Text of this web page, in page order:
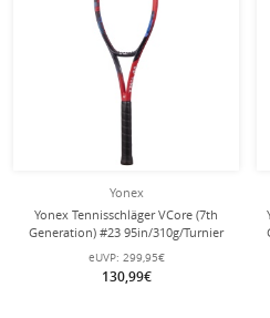
Yonex
Yonex Tennisschläger VCore (7th
Generation) #23 95in/310g/Turnier
rot - unbesaitet -
eUVP: 299,95€
130,99€